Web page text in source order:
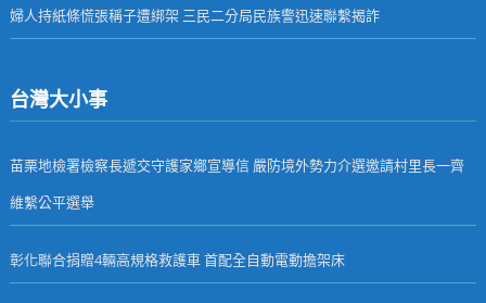
婦人持紙條慌張稱子遭綁架 三民二分局民族警迅速聯繫揭詐
台灣大小事
苗栗地檢署檢察長遞交守護家鄉宣導信 嚴防境外勢力介選邀請村里長一齊
維繫公平選舉
彰化聯合捐贈4輛高規格救護車 首配全自動電動擔架床